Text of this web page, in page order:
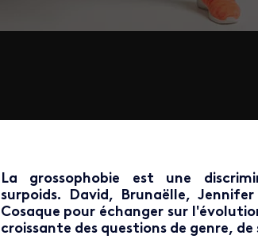
La grossophobie est une
surpoids.
David, Brunaëlle,
Cosaque pour échanger sur
croissante des questions de genre,